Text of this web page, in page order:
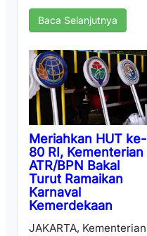
Baca Selanjutnya
Meriahkan HUT ke-
80 RI, Kementerian
ATR/BPN Bakal
Turut Ramaikan
Karnaval
Kemerdekaan
JAKARTA, Kementerian